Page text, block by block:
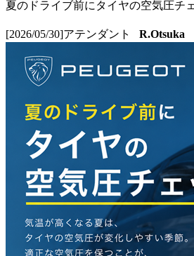
夏のドライブ前にタイヤの空気圧チ
[2026/05/30]アテンダント R.Otsuka